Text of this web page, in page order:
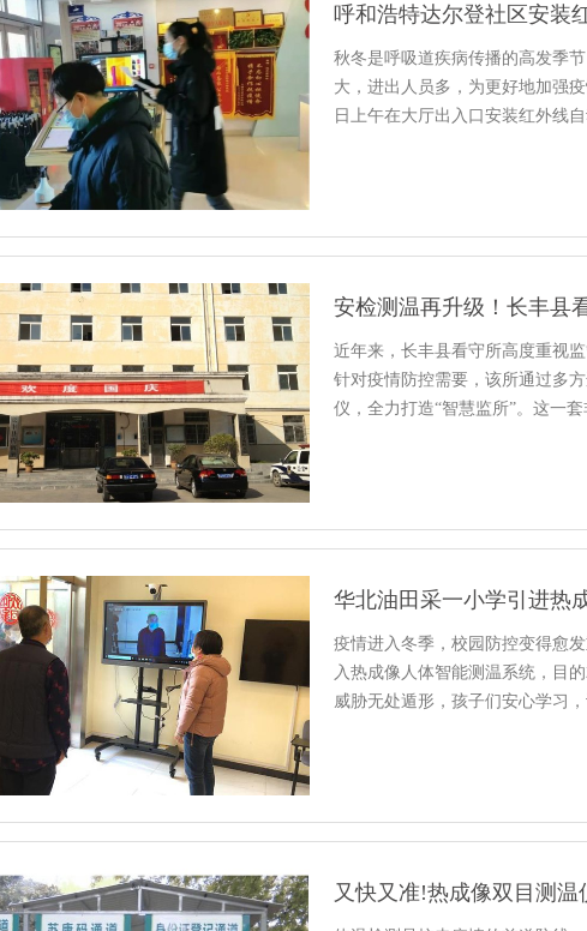
呼和浩特达尔登社区安装
秋冬是呼吸道疾病传播的高发季
大，进出人员多，为更好地加强
日上午在大厅出入口安装红外线
安检测温再升级！长丰县
近年来，长丰县看守所高度重视
针对疫情防控需要，该所通过多
仪，全力打造“智慧监所”。这一
疫情进入冬季，校园防控变得愈
入热成像人体智能测温系统，目
威胁无处遁形，孩子们安心学习
又快又准!热成像双目测